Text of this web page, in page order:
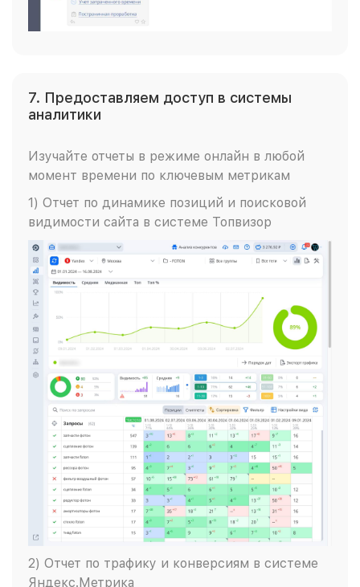
7. Предоставляем доступ в системы
аналитики
Изучайте отчеты в режиме онлайн в любой
момент времени по ключевым метрикам
1) Отчет по динамике позиций и поисковой
видимости сайта в системе Топвизор
2) Отчет по трафику и конверсиям в системе
Яндекс.Метрика